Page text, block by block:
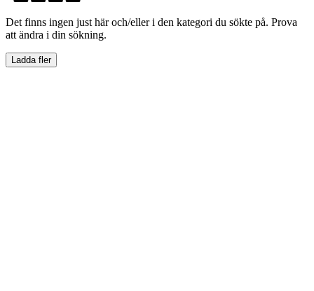
Det finns ingen just här och/eller i den kategori du sökte på. Prova
att ändra i din sökning.
Ladda fler